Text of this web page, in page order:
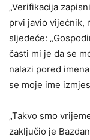
„Verifikacija
prvi javio vijećnik,
sljedeće:
časti mi je da se
nalazi pored
se moje ime
„Takvo smo
zaključio je